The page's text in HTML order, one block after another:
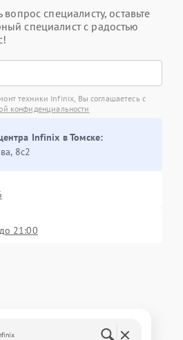
вопрос специалисту, оставьте
специалист с радостью
техники Infinix, Вы соглашаетесь с
конфиденциальности
Infinix в Томске:
8с2
21:00